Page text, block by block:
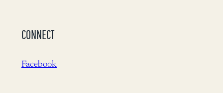
CONNECT
Facebook